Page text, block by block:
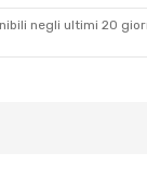
negli ultimi 20